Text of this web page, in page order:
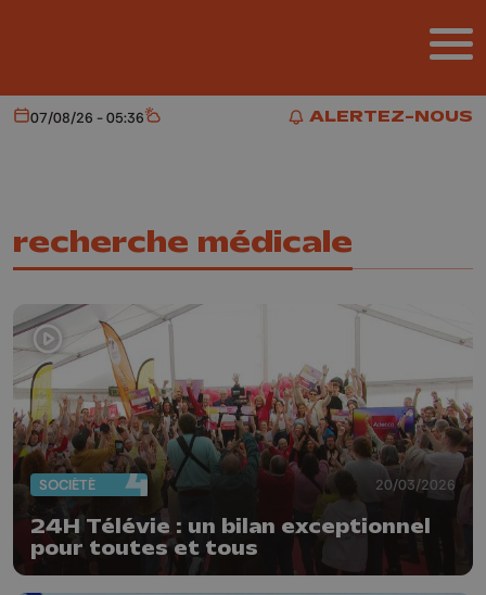
ALERTEZ-NOUS
ALERTEZ-NOUS
Aujourd'hui
07/08/26 - 05:36 Météo
recherche médicale
SOCIÉTÉ 20/03/2026
24H Télévie : un bilan exceptionnel
pour toutes et tous